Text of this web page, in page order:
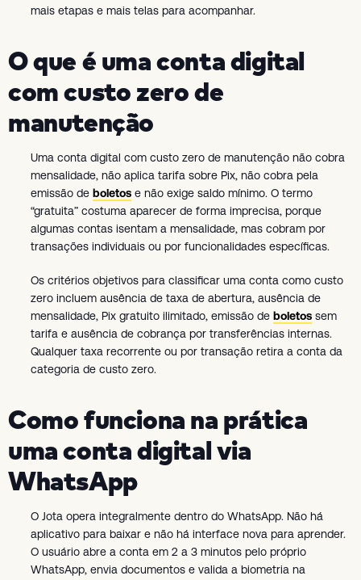
mais etapas e mais telas para acompanhar.
O que é uma conta digital
com custo zero de
manutenção
Uma conta digital com custo zero de manutenção não cobra
mensalidade, não aplica tarifa sobre Pix, não cobra pela
emissão de boletos e não exige saldo mínimo. O termo
“gratuita” costuma aparecer de forma imprecisa, porque
algumas contas isentam a mensalidade, mas cobram por
transações individuais ou por funcionalidades específicas.
Os critérios objetivos para classificar uma conta como custo
zero incluem ausência de taxa de abertura, ausência de
mensalidade, Pix gratuito ilimitado, emissão de boletos sem
tarifa e ausência de cobrança por transferências internas.
Qualquer taxa recorrente ou por transação retira a conta da
categoria de custo zero.
Como funciona na prática
uma conta digital via
WhatsApp
O Jota opera integralmente dentro do WhatsApp. Não há
aplicativo para baixar e não há interface nova para aprender.
O usuário abre a conta em 2 a 3 minutos pelo próprio
WhatsApp, envia documentos e valida a biometria na